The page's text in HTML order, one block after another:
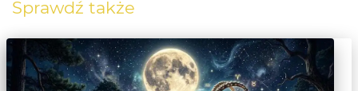
Sprawdź także